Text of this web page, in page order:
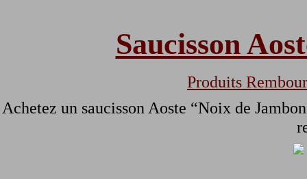
Saucisson
Produits
Achetez un saucisson Aoste “Noix de